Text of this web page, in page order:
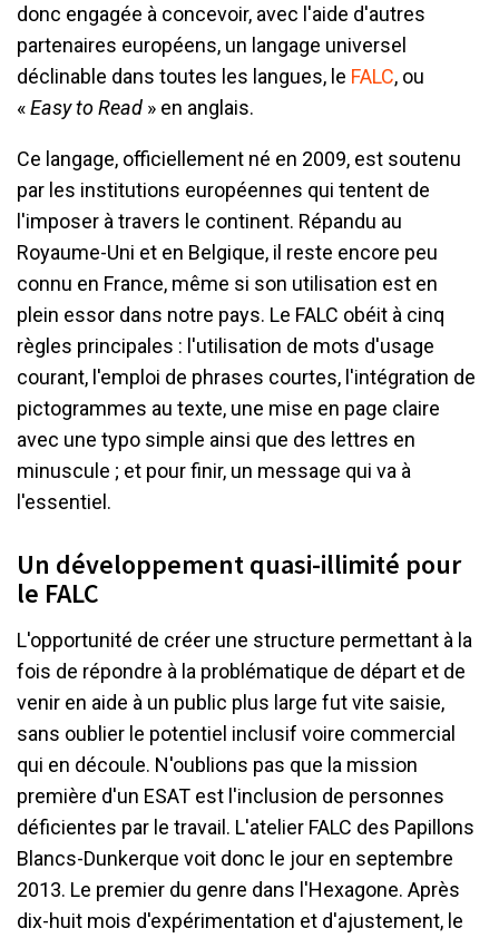
donc engagée à concevoir, avec l'aide d'autres
partenaires européens, un langage universel
déclinable dans toutes les langues, le FALC, ou
«Easy to Read » en anglais.
Ce langage, officiellement né en 2009, est soutenu
par les institutions européennes qui tentent de
l'imposer à travers le continent. Répandu au
Royaume-Uni et en Belgique, il reste encore peu
connu en France, même si son utilisation est en
plein essor dans notre pays. Le FALC obéit à cinq
règles principales : l'utilisation de mots d'usage
courant, l'emploi de phrases courtes, l'intégration de
pictogrammes au texte, une mise en page claire
avec une typo simple ainsi que des lettres en
minuscule ; et pour finir, un message qui va à
l'essentiel.
Un développement quasi-illimité pour
le FALC
L'opportunité de créer une structure permettant à la
fois de répondre à la problématique de départ et de
venir en aide à un public plus large fut vite saisie,
sans oublier le potentiel inclusif voire commercial
qui en découle. N'oublions pas que la mission
première d'un ESAT est l'inclusion de personnes
déficientes par le travail. L'atelier FALC des Papillons
Blancs-Dunkerque voit donc le jour en septembre
2013. Le premier du genre dans l'Hexagone. Après
dix-huit mois d'expérimentation et d'ajustement, le